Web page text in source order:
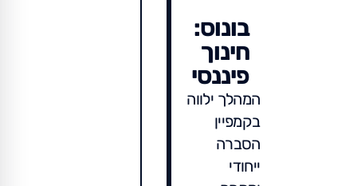
בונוס:
חינוך
פיננסי
המהלך ילווה
בקמפיין
הסברה
ייחודי